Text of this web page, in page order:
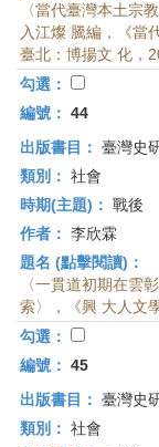
〈當代臺灣本土宗
入江燦 騰編，《當
臺北：博揚文 化，
勾選：
編號： 44
出版書目： 臺灣史
類別： 社會
時期(主題)： 戰後
作者： 李欣霖
題名 (點擊閱讀)：
〈一貫道初期在雲
索〉，《興 大人文
勾選：
編號： 45
出版書目： 臺灣史
類別： 社會